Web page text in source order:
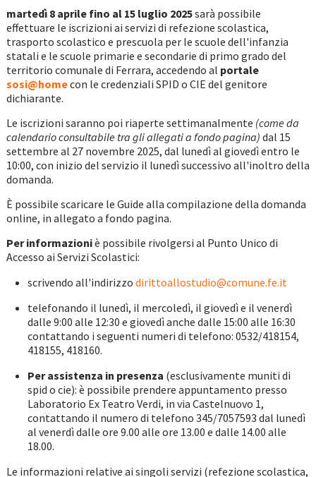
martedì 8 aprile fino al 15 luglio 2025sarà possibile
effettuare le iscrizioni ai servizi di refezione scolastica,
trasporto scolastico e prescuola per le scuole dell'infanzia
statali e le scuole primarie e secondarie di primo grado del
territorio comunale di Ferrara, accedendo al portale
sosi@homecon le credenziali SPID o CIE del genitore
dichiarante.
Le iscrizioni saranno poi riaperte settimanalmente (come da
calendario consultabile tra gli allegati a fondo pagina) dal 15
settembre al 27 novembre 2025, dal lunedì al giovedì entro le
10:00, con inizio del servizio il lunedì successivo all'inoltro della
domanda.
È possibile scaricare le Guide alla compilazione della domanda
online, in allegato a fondo pagina.
Per informazioniè possibile rivolgersi al Punto Unico di
Accesso ai Servizi Scolastici:
scrivendo all'indirizzo dirittoallostudio@comune.fe.it
telefonando il lunedì, il mercoledì, il giovedì e il venerdì
dalle 9:00 alle 12:30 e giovedì anche dalle 15:00 alle 16:30
contattando i seguenti numeri di telefono: 0532/418154,
418155, 418160.
Per assistenza in presenza (esclusivamente muniti di
spid o cie): è possibile prendere appuntamento presso
Laboratorio Ex Teatro Verdi, in via Castelnuovo 1,
contattando il numero di telefono 345/7057593 dal lunedì
al venerdì dalle ore 9.00 alle ore 13.00 e dalle 14.00 alle
18.00.
Le informazioni relative ai singoli servizi (refezione scolastica,